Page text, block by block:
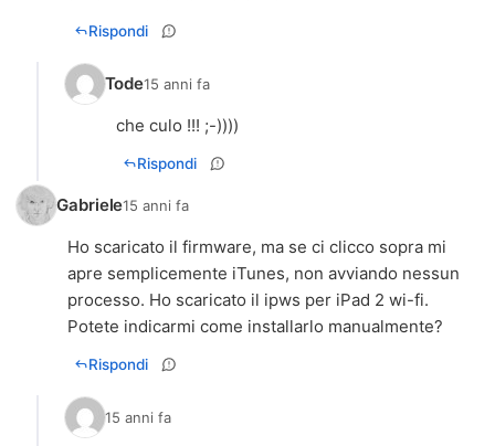
Rispondi
Tode15 anni fa
che culo !!! ;-))))
Rispondi
Gabriele15 anni fa
Ho scaricato il firmware, ma se ci clicco sopra mi
apre semplicemente iTunes, non avviando nessun
processo. Ho scaricato il ipws per iPad 2 wi-fi.
Potete indicarmi come installarlo manualmente?
Rispondi
15 anni fa